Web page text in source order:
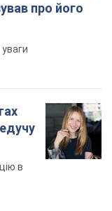
про його
в